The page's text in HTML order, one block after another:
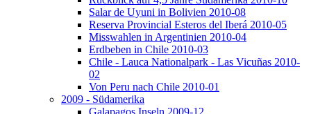
Salar de Uyuni in Bolivien 2010-08
Reserva Provincial Esteros del Iberá 2010-05
Misswahlen in Argentinien 2010-04
Erdbeben in Chile 2010-03
Chile - Lauca Nationalpark - Las Vicuñas 2010-
02
Von Peru nach Chile 2010-01
2009 - Südamerika
Galapagos Inseln 2009-12